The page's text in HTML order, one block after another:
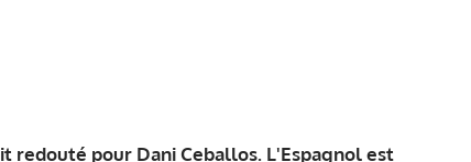
redouté pour Dani Ceballos. L'Espagnol est